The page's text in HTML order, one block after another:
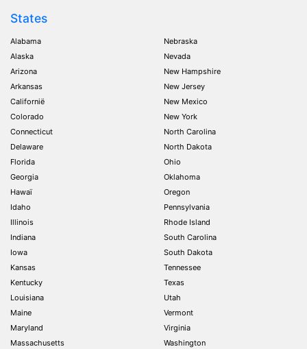
States
Alabama
Alaska
Arizona
Arkansas
Californië
Colorado
Connecticut
Delaware
Florida
Georgia
Hawaï
Idaho
Illinois
Indiana
Iowa
Kansas
Kentucky
Louisiana
Maine
Maryland
Massachusetts
Nebraska
Nevada
New Hampshire
New Jersey
New Mexico
New York
North Carolina
North Dakota
Ohio
Oklahoma
Oregon
Pennsylvania
Rhode Island
South Carolina
South Dakota
Tennessee
Texas
Utah
Vermont
Virginia
Washington